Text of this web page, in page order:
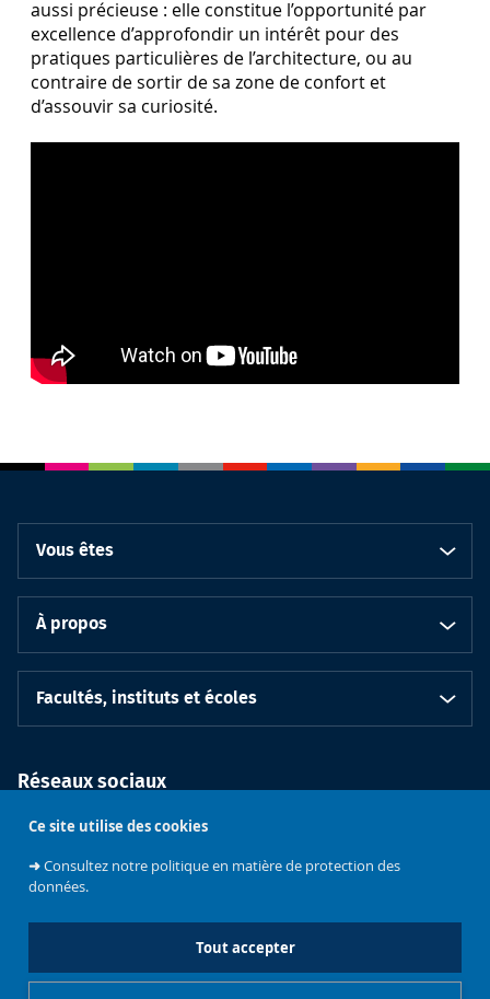
Ce site utilise des cookies
➜Consultez notre politique en matière de protection des
données.
Tout accepter
aussi précieuse : elle constitue l’opportunité par
excellence d’approfondir un intérêt pour des
pratiques particulières de l’architecture, ou au
contraire de sortir de sa zone de confort et
d’assouvir sa curiosité.
Vous êtes
À propos
Facultés, instituts et écoles
Réseaux sociaux
l'Université
Bruxelles Contacts Emploi